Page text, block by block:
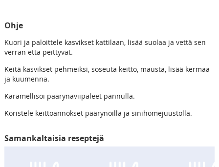
Ohje
Kuori ja paloittele kasvikset kattilaan, lisää suolaa ja vettä sen
verran että peittyvät.
Keitä kasvikset pehmeiksi, soseuta keitto, mausta, lisää kermaa
ja kuumenna.
Karamellisoi päärynäviipaleet pannulla.
Koristele keittoannokset päärynöillä ja sinihomejuustolla.
Samankaltaisia reseptejä